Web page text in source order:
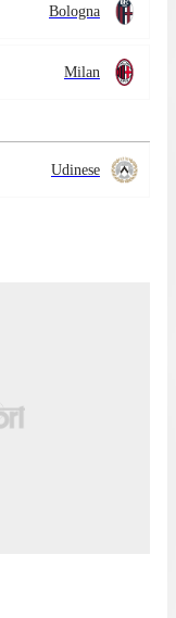
Bologna
Milan
Udinese